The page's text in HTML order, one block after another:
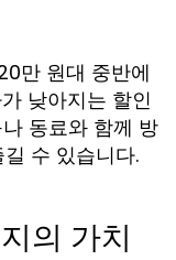
만 원대 중반에
낮아지는 할인
동료와 함께 방
수 있습니다.
의 가치